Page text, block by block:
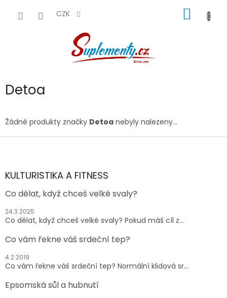
CZK
KOŠÍK
Detoa
Žádné produkty značky Detoa nebyly nalezeny...
Z
aKULTURISTIKA A FITNESS
Co dělat, když chceš velké svaly?
24.3.2025
Co dělat, když chceš velké svaly? Pokud máš cíl z...
Co vám řekne váš srdeční tep?
4.2.2019
Co vám řekne váš srdeční tep? Normální klidová sr...
Epsomská sůl a hubnutí